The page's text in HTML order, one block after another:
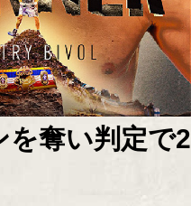
を奪い判定で